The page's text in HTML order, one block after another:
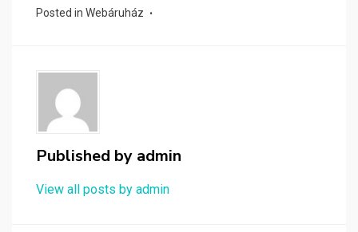
Posted in Webáruház
Published by admin
View all posts by admin